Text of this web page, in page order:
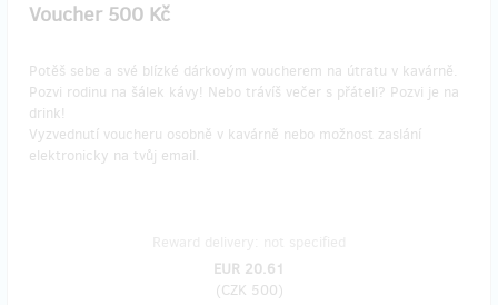
Voucher 500 Kč
Potěš sebe a své blízké dárkovým voucherem na útratu v kavárně.
Pozvi rodinu na šálek kávy! Nebo trávíš večer s přáteli? Pozvi je na
drink!
Vyzvednutí voucheru osobně v kavárně nebo možnost zaslání
elektronicky na tvůj email.
EUR 20.61
(CZK 500)